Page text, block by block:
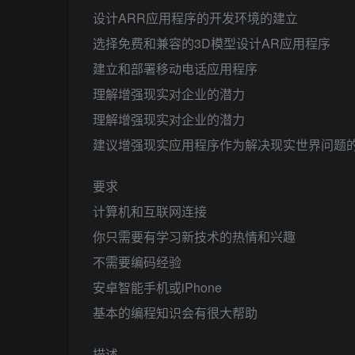
设计ARR应用程序的开发环境的建立
选择免费和兼容的3D模型设计AR应用程序
建立和部署移动电话应用程序
理解增强现实对企业的潜力
理解增强现实对企业的潜力
建议增强现实应用程序作为解决现实世界问题
要求
计算机和互联网连接
你只需要有学习新技术的热情和兴趣
不需要编码经验
安卓智能手机或iPhone
基本的编程知识会有很大帮助